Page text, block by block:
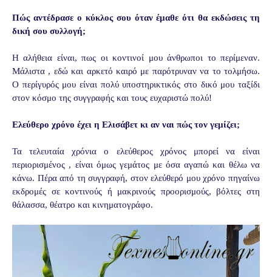
Πώς αντέδρασε ο κύκλος σου όταν έμαθε ότι θα εκδώσεις τη
δική σου συλλογή;
Η αλήθεια είναι, πως οι κοντινοί μου άνθρωποι το περίμεναν.
Μάλιστα , εδώ και αρκετό καιρό με παρότρυναν να το τολμήσω.
Ο περίγυρός μου είναι πολύ υποστηρικτικός στο δικό μου ταξίδι
στον κόσμο της συγγραφής και τους ευχαριστώ πολύ!
Ελεύθερο χρόνο έχει η Ελισάβετ κι αν ναι πώς τον γεμίζει;
Τα τελευταία χρόνια ο ελεύθερος χρόνος μπορεί να είναι
περιορισμένος , είναι όμως γεμάτος με όσα αγαπώ και θέλω να
κάνω. Πέρα από τη συγγραφή, στον ελεύθερό μου χρόνο πηγαίνω
εκδρομές σε κοντινούς ή μακρινούς προορισμούς, βόλτες στη
θάλασσα, θέατρο και κινηματογράφο.